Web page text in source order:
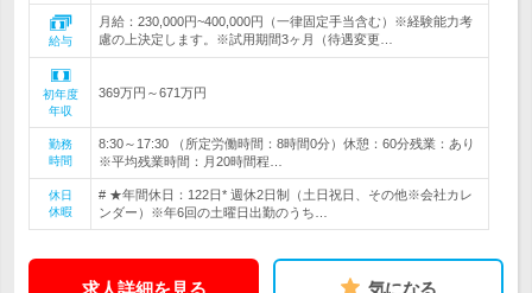
給与
月給：230,000円~400,000円（一律固定手当含む）※経験能力考
慮の上決定します。※試用期間3ヶ月（待遇変更…
初年度
年収
369万円～671万円
勤務
時間
8:30～17:30 （所定労働時間：8時間0分）休憩：60分残業：あり
※平均残業時間：月20時間程…
休日
休暇
# ★年間休日：122日* 週休2日制（土日祝日、その他※会社カレ
ンダー）※年6回の土曜日出勤のうち…
求人詳細を見る 気になる